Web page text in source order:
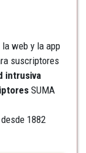
web y la app
suscriptores
intrusiva
SUMA
desde 1882